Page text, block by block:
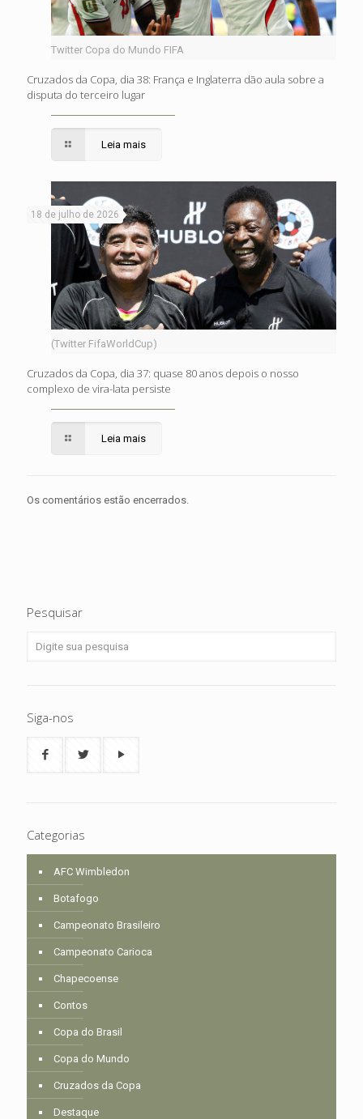
Twitter Copa do Mundo FIFA
Cruzados da Copa, dia 38: França e Inglaterra dão aula sobre a
disputa do terceiro lugar
Leia mais
(Twitter FifaWorldCup)
18 de julho de 2026
Cruzados da Copa, dia 37: quase 80 anos depois o nosso
complexo de vira-lata persiste
Leia mais
Os comentários estão encerrados.
Pesquisar
Siga-nos
Categorias
AFC Wimbledon
Botafogo
Campeonato Brasileiro
Campeonato Carioca
Chapecoense
Contos
Copa do Brasil
Copa do Mundo
Cruzados da Copa
Destaque